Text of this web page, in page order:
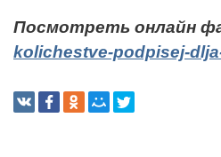
Посмотреть онлайн
kolichestve-podpisej-